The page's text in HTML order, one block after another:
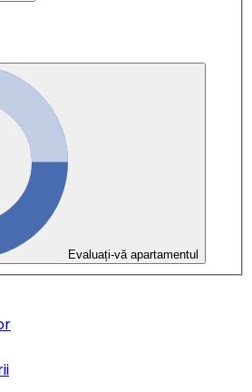
Evaluați-vă apartamentul